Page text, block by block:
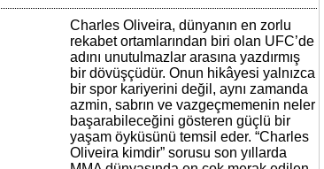
Charles Oliveira, dünyanın en zorlu
rekabet ortamlarından biri olan UFC’de
adını unutulmazlar arasına yazdırmış
bir dövüşçüdür. Onun hikâyesi yalnızca
bir spor kariyerini değil, aynı zamanda
azmin, sabrın ve vazgeçmemenin neler
başarabileceğini gösteren güçlü bir
yaşam öyküsünü temsil eder. “Charles
Oliveira kimdir” sorusu son yıllarda